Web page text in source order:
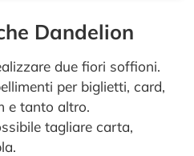
Dandelion
due fiori soffioni.
per biglietti, card,
e tanto altro.
tagliare carta,